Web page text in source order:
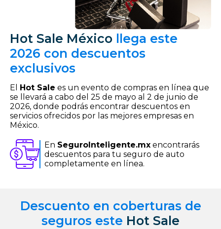
Hot Sale México llega este
2026 con descuentos
exclusivos
El Hot Sale es un evento de compras en línea que
se llevará a cabo del 25 de mayo al 2 de junio de
2026, donde podrás encontrar descuentos en
servicios ofrecidos por las mejores empresas en
México.
En SeguroInteligente.mx encontrarás
descuentos para tu seguro de auto
completamente en línea.
Descuento en coberturas de
seguros este Hot Sale